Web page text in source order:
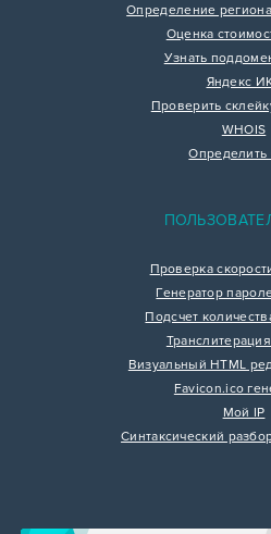
Определение
Оценка
Узнать
Яндекс
Проверить
WHOIS
Определить
Проверка
Генератор
Подсчет
Визуальный HTML
Favicon.ico
Мой IP
Синтаксический